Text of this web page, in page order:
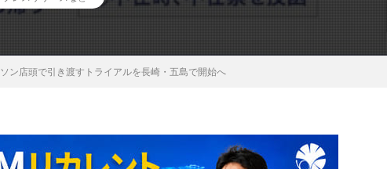
ン店頭で引き渡すトライアルを長崎・五島で開始へ